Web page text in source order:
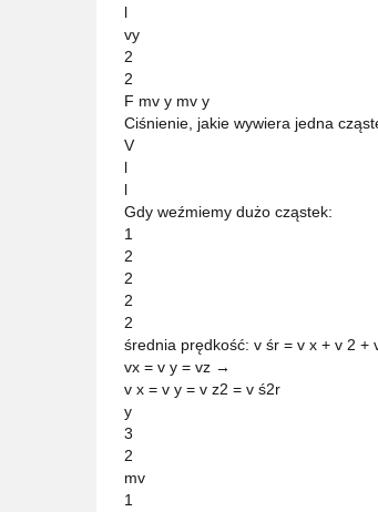
l
vy
2
2
F mv y mv y
Ciśnienie, jakie wywiera jedna
V
l
l
Gdy weźmiemy dużo cząstek:
1
2
2
2
2
średnia prędkość: v śr = v x + v 2 +
vx = v y = vz →
v x = v y = v z2 = v ś2r
y
3
2
mv
1